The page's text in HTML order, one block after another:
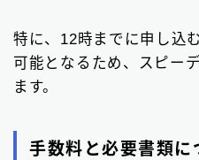
特に、12時までに申し込
可能となるため、スピー
ます。
手数料と必要書類に